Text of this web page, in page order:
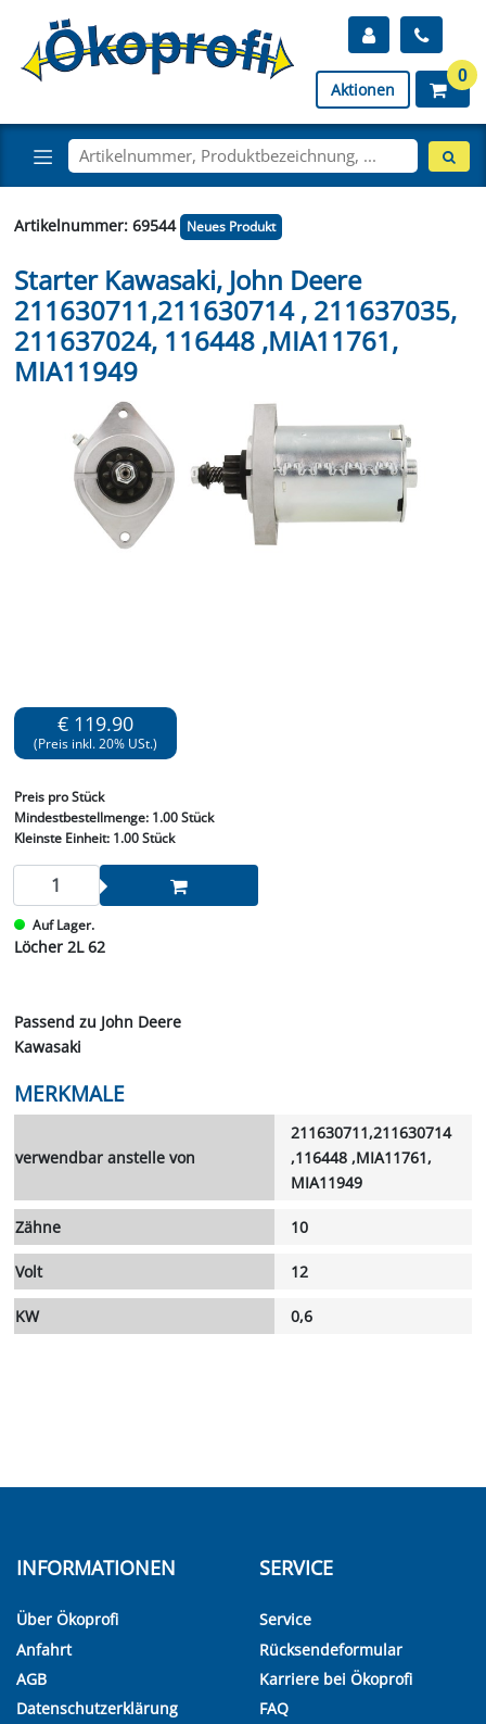
Aktionen
0
Artikelnummer: 69544 Neues Produkt
Starter Kawasaki, John Deere
211630711,211630714 , 211637035,
211637024, 116448 ,MIA11761,
MIA11949
€ 119.90
(Preis inkl. 20% USt.)
Preis pro Stück
Mindestbestellmenge: 1.00 Stück
Kleinste Einheit:1.00 Stück
Auf Lager.
Löcher 2L 62
Passend zu John Deere
Kawasaki
MERKMALE
verwendbar anstelle von
211630711,211630714
,116448 ,MIA11761,
MIA11949
Zähne 10
Volt 12
KW 0,6
INFORMATIONEN
Über Ökoprofi
Anfahrt
AGB
Datenschutzerklärung
SERVICE
Service
Rücksendeformular
Karriere bei Ökoprofi
FAQ